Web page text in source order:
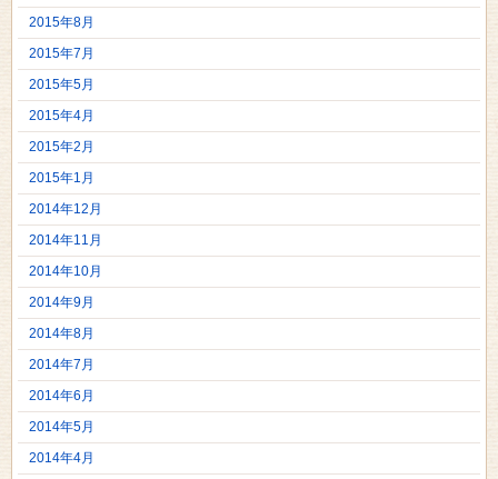
2015年8月
2015年7月
2015年5月
2015年4月
2015年2月
2015年1月
2014年12月
2014年11月
2014年10月
2014年9月
2014年8月
2014年7月
2014年6月
2014年5月
2014年4月